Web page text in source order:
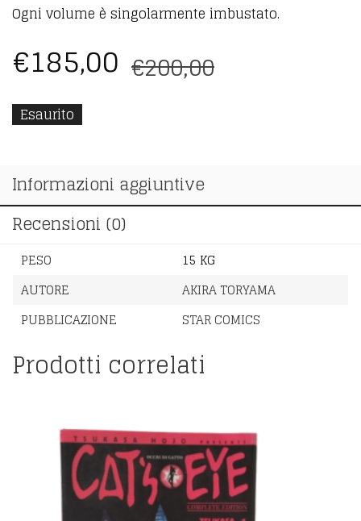
Ogni volume è singolarmente imbustato.
€200,00Il
€185,00 Il
Esaurito
Informazioni aggiuntive
Recensioni (0)
PESO
15 KG
AUTORE
AKIRA TORYAMA
PUBBLICAZIONE
STAR COMICS
Prodotti correlati